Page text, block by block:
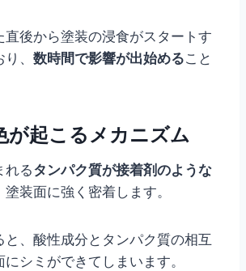
直後から塗装の浸食がスタートす
、 数時間で影響が出始めること
が起こるメカニズム
れるタンパク質が接着剤のような
塗装面に強く密着します。
と、酸性成分とタンパク質の相互
シミができてしまいます。